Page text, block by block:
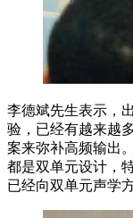
李德斌先生表示，
验，已经有越来越
案来弥补高频输出
都是双单元设计，
已经向双单元声学